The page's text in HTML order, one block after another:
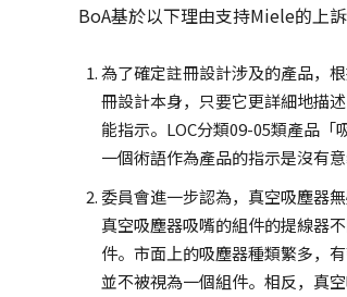
BoA基於以下理由支持Miele的上訴
為了確定註冊設計涉及的產品，
冊設計本身，只要它更詳細地描
能指示。LOC分類09-05類產品
一個術語作為產品的指示是沒有
委員會進一步認為，真空吸塵器
真空吸塵器吸嘴的組件的提線器
件。市面上的吸塵器種類繁多，
並不被視為一個組件。相反，真